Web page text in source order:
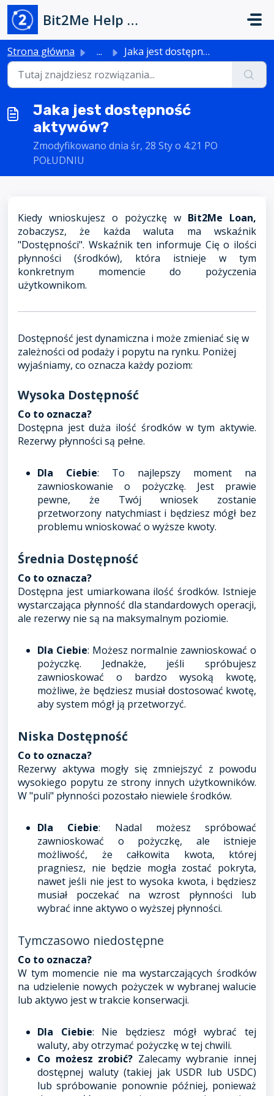
Przejdź do głównej treści
Bit2Me Help Center
Strona główna ... Jaka jest dostępność aktywów?
Jaka jest dostępność
aktywów?
Zmodyfikowano dnia śr, 28 Sty o 4:21 PO
POŁUDNIU
Kiedy wnioskujesz o pożyczkę w Bit2Me Loan,
zobaczysz, że każda waluta ma wskaźnik
"Dostępności". Wskaźnik ten informuje Cię o ilości
płynności (środków), która istnieje w tym
konkretnym momencie do pożyczenia
użytkownikom.
Dostępność jest dynamiczna i może zmieniać się w
zależności od podaży i popytu na rynku. Poniżej
wyjaśniamy, co oznacza każdy poziom:
Wysoka Dostępność
Co to oznacza?
Dostępna jest duża ilość środków w tym aktywie.
Rezerwy płynności są pełne.
Dla Ciebie: To najlepszy moment na
zawnioskowanie o pożyczkę. Jest prawie
pewne, że Twój wniosek zostanie
przetworzony natychmiast i będziesz mógł bez
problemu wnioskować o wyższe kwoty.
Średnia Dostępność
Co to oznacza?
Dostępna jest umiarkowana ilość środków. Istnieje
wystarczająca płynność dla standardowych operacji,
ale rezerwy nie są na maksymalnym poziomie.
Dla Ciebie: Możesz normalnie zawnioskować o
pożyczkę. Jednakże, jeśli spróbujesz
zawnioskować o bardzo wysoką kwotę,
możliwe, że będziesz musiał dostosować kwotę,
aby system mógł ją przetworzyć.
Niska Dostępność
Co to oznacza?
Rezerwy aktywa mogły się zmniejszyć z powodu
wysokiego popytu ze strony innych użytkowników.
W "puli" płynności pozostało niewiele środków.
Dla Ciebie: Nadal możesz spróbować
zawnioskować o pożyczkę, ale istnieje
możliwość, że całkowita kwota, której
pragniesz, nie będzie mogła zostać pokryta,
nawet jeśli nie jest to wysoka kwota, i będziesz
musiał poczekać na wzrost płynności lub
wybrać inne aktywo o wyższej płynności.
Tymczasowo niedostępne
Co to oznacza?
W tym momencie nie ma wystarczających środków
na udzielenie nowych pożyczek w wybranej walucie
lub aktywo jest w trakcie konserwacji.
Dla Ciebie: Nie będziesz mógł wybrać tej
waluty, aby otrzymać pożyczkę w tej chwili.
Co możesz zrobić? Zalecamy wybranie innej
dostępnej waluty (takiej jak USDR lub USDC)
lub spróbowanie ponownie później, ponieważ